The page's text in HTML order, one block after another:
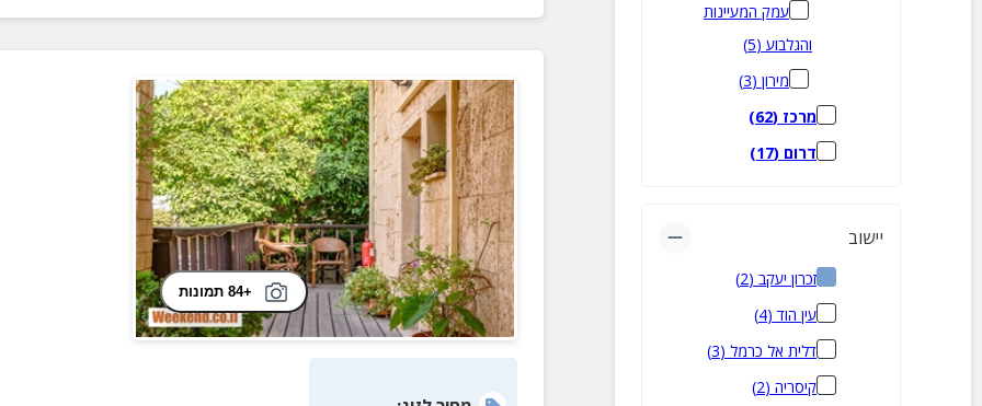
עמק המעיינות
והגלבוע (
5
)
מירון (
3
)
מרכז (
62
)
דרום (
17
)
יישוב
זכרון יעקב (
2
)
עין הוד (
4
)
דלית אל כרמל (
3
)
קיסריה (
2
)
+84 תמונות